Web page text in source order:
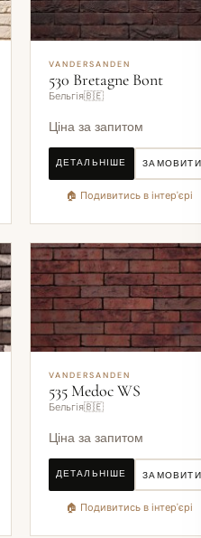
VANDERSANDEN
530 Bretagne Bont
Бельгія🇧🇪
Ціна за запитом
ДЕТАЛЬНІШЕ ЗАМОВИТИ
🏠 Подивитись в інтер'єрі
VANDERSANDEN
535 Medoc WS
Бельгія🇧🇪
Ціна за запитом
ДЕТАЛЬНІШЕ ЗАМОВИТИ
🏠 Подивитись в інтер'єрі